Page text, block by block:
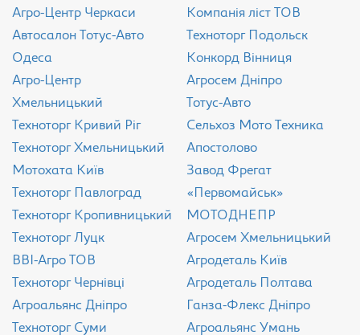
Агро-Центр Черкаси
Aвтосалон Тотус-Авто
Одеса
Агро-Центр
Хмельницький
Техноторг Кривий Ріг
Техноторг Хмельницький
Мотохата Київ
Техноторг Павлоград
Техноторг Кропивницький
Техноторг Луцк
ВВІ-Агро ТОВ
Техноторг Чернівці
Агроальянс Дніпро
Техноторг Суми
Компанія ліст ТОВ
Техноторг Подольск
Конкорд Вінниця
Агросем Дніпро
Тотус-Авто
Сельхоз Мото Техника
Апостолово
Завод Фрегат
«Первомайськ»
МОТОДНЕПР
Агросем Хмельницький
Агродеталь Київ
Агродеталь Полтава
Ганза-Флекс Дніпро
Агроальянс Умань